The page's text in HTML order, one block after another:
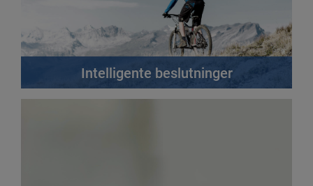
Intelligente beslutninger
Foreta bedre beslutninger raskere gjennom en